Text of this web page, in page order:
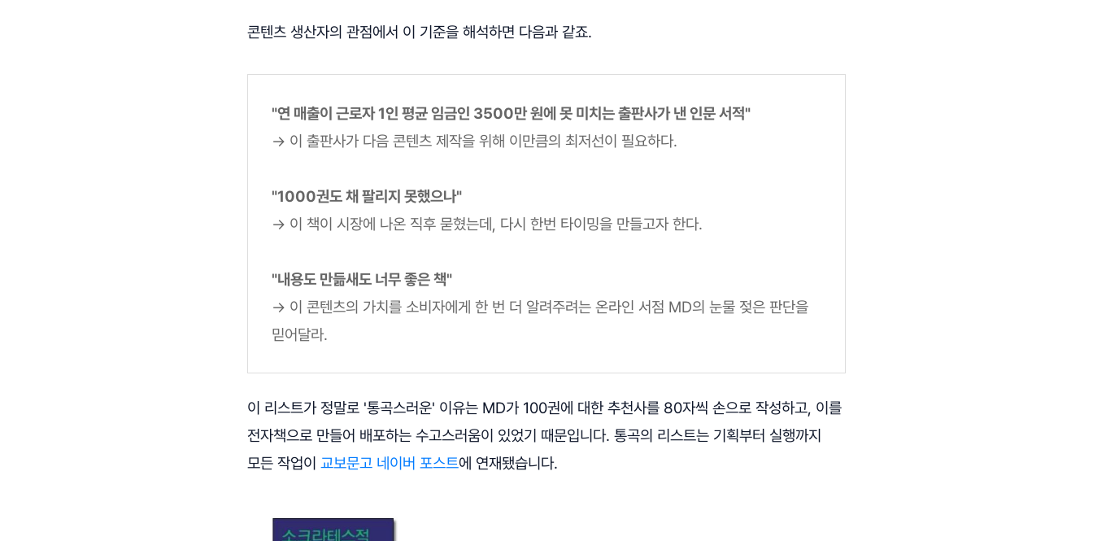
콘텐츠 생산자의 관점에서 이 기준을 해석하면 다음과 같죠.
"연 매출이 근로자 1인 평균 임금인 3500만 원에 못 미치는 출판사가 낸 인문 서적"
→ 이 출판사가 다음 콘텐츠 제작을 위해 이만큼의 최저선이 필요하다.
"1000권도 채 팔리지 못했으나"
→ 이 책이 시장에 나온 직후 묻혔는데, 다시 한번 타이밍을 만들고자 한다.
"내용도 만듦새도 너무 좋은 책"
→ 이 콘텐츠의 가치를 소비자에게 한 번 더 알려주려는 온라인 서점 MD의 눈물 젖은 판단을
믿어달라.
이 리스트가 정말로 '통곡스러운' 이유는 MD가 100권에 대한 추천사를 80자씩 손으로 작성하고, 이를
전자책으로 만들어 배포하는 수고스러움이 있었기 때문입니다. 통곡의 리스트는 기획부터 실행까지
모든 작업이 교보문고 네이버 포스트에 연재됐습니다.